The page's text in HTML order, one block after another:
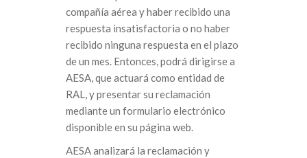
compañía aérea y haber recibido una
respuesta insatisfactoria o no haber
recibido ninguna respuesta en el plazo
de un mes. Entonces, podrá dirigirse a
AESA, que actuará como entidad de
RAL, y presentar su reclamación
mediante un formulario electrónico
disponible en su página web.
AESA analizará la reclamación y